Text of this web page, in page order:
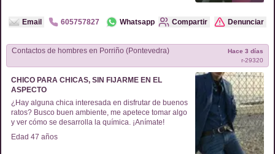
Email 605757827 Whatsapp Compartir Denunciar
Contactos de hombres en Porriño (Pontevedra)
r-29320
Hace 3 días
CHICO PARA CHICAS, SIN FIJARME EN EL
ASPECTO
¿Hay alguna chica interesada en disfrutar de buenos
ratos? Busco buen ambiente, me apetece tomar algo
y ver cómo se desarrolla la química. ¡Anímate!
Edad 47 años